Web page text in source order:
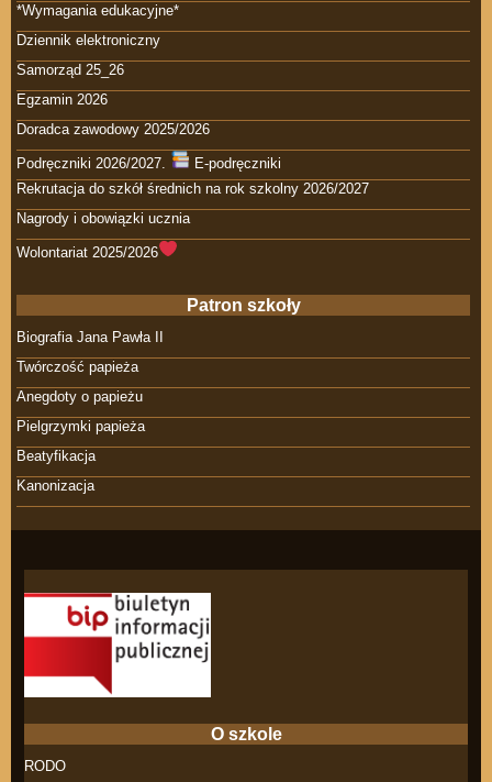
*Wymagania edukacyjne*
Dziennik elektroniczny
Samorząd 25_26
Egzamin 2026
Doradca zawodowy 2025/2026
Podręczniki 2026/2027.
E-podręczniki
Rekrutacja do szkół średnich na rok szkolny 2026/2027
Nagrody i obowiązki ucznia
Wolontariat 2025/2026
Patron szkoły
Biografia Jana Pawła II
Twórczość papieża
Anegdoty o papieżu
Pielgrzymki papieża
Beatyfikacja
Kanonizacja
O szkole
RODO